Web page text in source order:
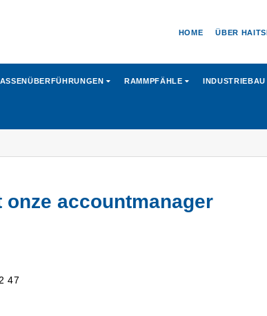
HOME ÜBER
RAMMPFÄHLE INDUSTRIEBAU
accountmanager
47